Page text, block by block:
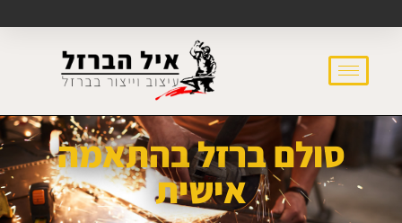
סולם ברזל בהתאמה
אישית